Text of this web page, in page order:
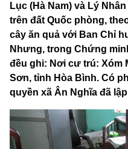
Lục (Hà Nam) và Lý
trên đất Quốc phòng,
cây ăn quả với Ban Chỉ
Nhưng, trong Chứng
đều ghi: Nơi cư trú: Xóm
Sơn, tỉnh Hòa Bình. Có
quyền xã Ân Nghĩa đã